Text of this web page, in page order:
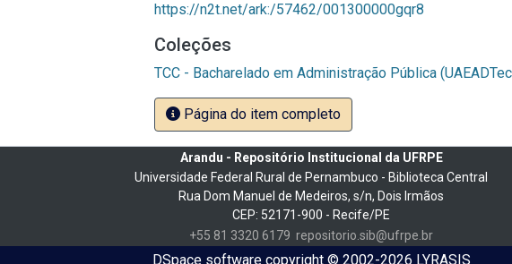
https://n2t.net/ark:/57462/001300000gqr8
Coleções
TCC - Bacharelado em Administração Pública
Página do item completo
Arandu - Repositório Institucional da UFRPE
Universidade Federal Rural de Pernambuco - Biblioteca Central
Rua Dom Manuel de Medeiros, s/n, Dois Irmãos
CEP: 52171-900 - Recife/PE
+55 81 3320 6179 repositorio.sib@ufrpe.br
DSpace softwarecopyright © 2002-2026 LYRASIS